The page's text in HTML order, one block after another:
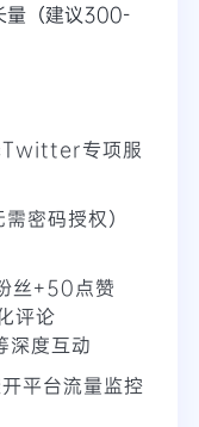
量（建议300-
Twitter专项服
密码授权）
丝+50点赞
评论
深度互动
平台流量监控